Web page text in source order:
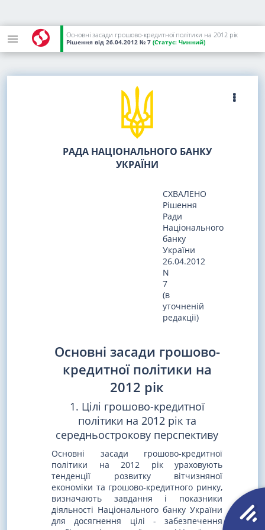
Основні засади грошово-кредитної політики на 2012 рік
Рішення від 26.04.2012 № 7 (Статус: Чинний)
РАДА НАЦІОНАЛЬНОГО БАНКУ
УКРАЇНИ
СХВАЛЕНО
Рішення
Ради
Національного
банку
України
26.04.2012
N
7
(в
уточненій
редакції)
Основні засади грошово-
кредитної політики на
2012 рік
1. Цілі грошово-кредитної
політики на 2012 рік та
середньострокову перспективу
Основні засади грошово-кредитної
політики на 2012 рік ураховують
тенденції розвитку вітчизняної
економіки та грошово-кредитного ринку,
визначають завдання і показники
діяльності Національного банку України
для досягнення цілі - забезпечення